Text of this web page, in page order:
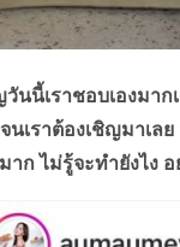
าชอบเองมากเลย
เราต้องเชิญมาเลย
าก ไม่รู้จะทำยังไง